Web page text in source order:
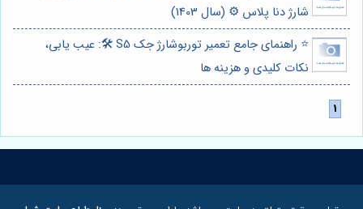
شارژ دنا پلاس ⚙️ (سال 1403)
⭐️ راهنمای جامع تعمیر توربوشارژ جک S5 🛠️: عیب یابی،
نکات کلیدی و هزینه ها